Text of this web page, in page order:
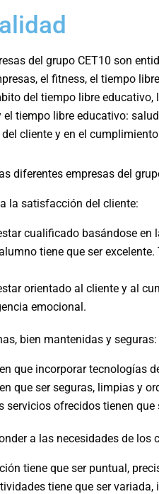
del grupo CET10 son
el fitness, el tiempo
del tiempo libre
tiempo libre educativo:
cliente y en el
diferentes empresas del
la satisfacción del cliente:
cualificado basándose
tiene que ser
orientado al cliente y al
emocional.
bien mantenidas y seguras:
que incorporar tecnologías
que ser seguras, limpias y
servicios ofrecidos tienen
a las necesidades de los
tiene que ser puntual,
tiene que ser